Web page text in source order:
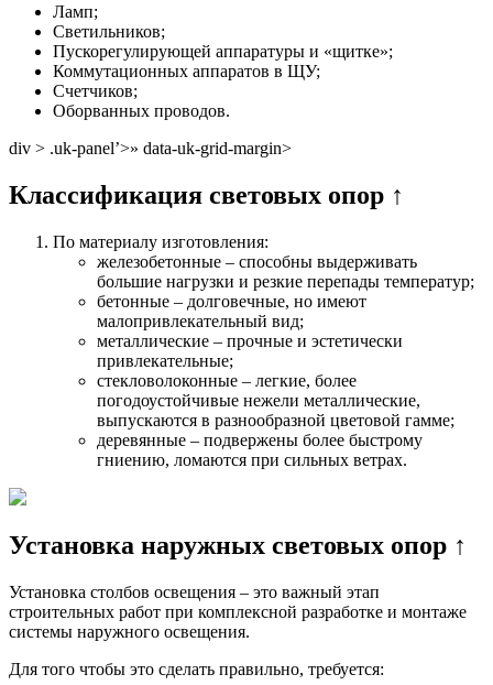
Ламп;
Светильников;
Пускорегулирующей аппаратуры и «щитке»;
Коммутационных аппаратов в ЩУ;
Счетчиков;
Оборванных проводов.
div > .uk-panel’>» data-uk-grid-margin>
Классификация световых опор ↑
По материалу изготовления:
железобетонные – способны выдерживать
большие нагрузки и резкие перепады температур;
бетонные – долговечные, но имеют
малопривлекательный вид;
металлические – прочные и эстетически
привлекательные;
стекловолоконные – легкие, более
погодоустойчивые нежели металлические,
выпускаются в разнообразной цветовой гамме;
деревянные – подвержены более быстрому
гниению, ломаются при сильных ветрах.
Установка наружных световых опор ↑
Установка столбов освещения – это важный этап
строительных работ при комплексной разработке и монтаже
системы наружного освещения.
Для того чтобы это сделать правильно, требуется: